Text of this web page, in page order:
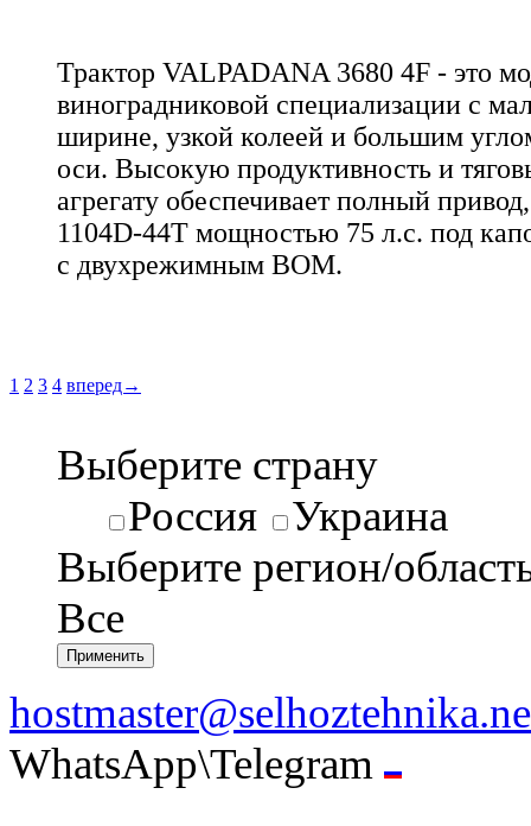
Трактор VALPADANA 3680 4F - это
виноградниковой специализации с
ширине, узкой колеей и большим
оси. Высокую продуктивность и
агрегату обеспечивает полный
1104D-44T мощностью 75 л.с. под
с двухрежимным ВОМ.
1 2 3 4 вперед→
Выберите страну
Россия
Украина
Выберите регион/
Все
WhatsApp\Telegram